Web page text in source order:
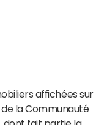
affichées sur
la Communauté